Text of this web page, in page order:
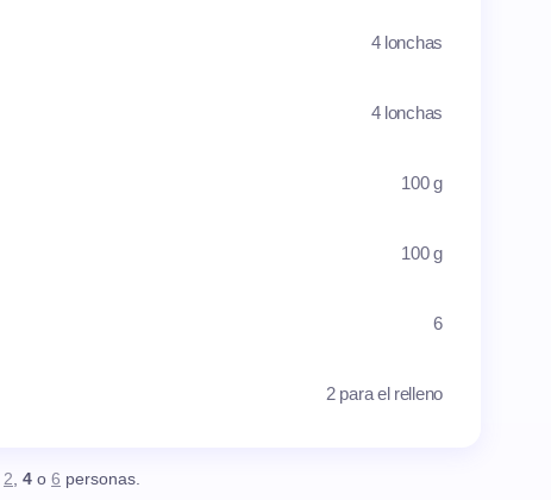
4 lonchas
4 lonchas
100 g
100 g
6
2 para el relleno
2, 4 o 6 personas.